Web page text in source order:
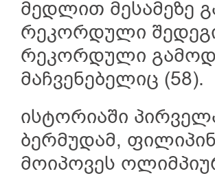
მედლით მესამეზე
რეკორდული
რეკორდული
მაჩვენებელიც (58).
ისტორიაში
ბერმუდამ,
მოიპოვეს